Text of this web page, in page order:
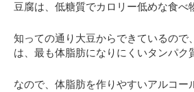
豆腐は、低糖質でカロリー低めな食べ
知っての通り大豆からできているので
は、最も体脂肪になりにくいタンパク
なので、体脂肪を作りやすいアルコー